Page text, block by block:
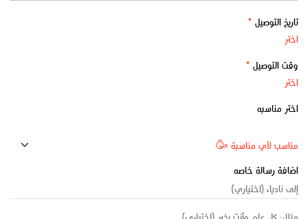
تاريخ التوصيل *
وقت التوصيل *
اختر مناسبه
اضافة رسالة خاصه